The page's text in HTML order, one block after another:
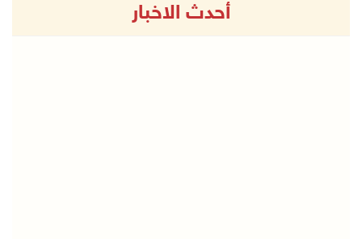
أحدث الاخبار